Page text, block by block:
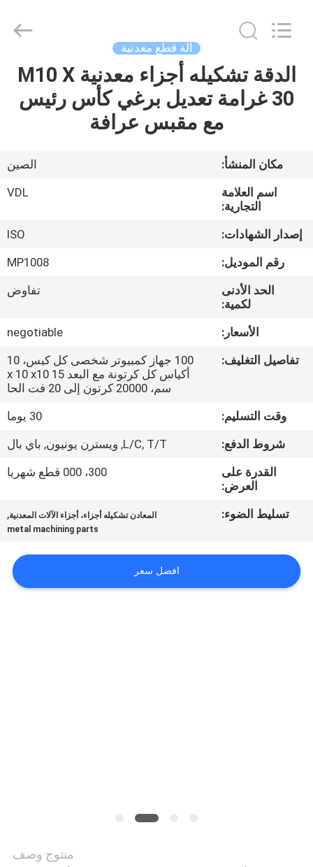
الصفحة
الرئيسية
معلومات
جولة
مراقبة
الجودة
خريطة
الموقع
PRIVACY
POLICY
آلة قطع معدنية
الدقة تشكيله أجزاء معدنية M10 X
30 غرامة تعديل برغي كأس رئيس
مع مقبس عرافة
مكان المنشأ:
الصين
اسم العلامة
التجارية:
VDL
إصدار الشهادات:
ISO
رقم الموديل:
MP1008
الحد الأدنى
لكمية:
تفاوض
الأسعار:
negotiable
تفاصيل التغليف:
100 جهاز كمبيوتر شخصى كل كيس، 10
أكياس كل كرتونة مع البعد 15 x 10 x10
سم، 20000 كرتون إلى 20 فت الحا
وقت التسليم:
30 يوما
شروط الدفع:
L/C, T/T, ويسترن يونيون, باي بال
القدرة على
العرض:
300، 000 قطع شهريا
تسليط الضوء: المعادن تشكيله أجزاء، أجزاء الآلات المعدنية,
metal machining parts
افضل سعر
منتوج وصف